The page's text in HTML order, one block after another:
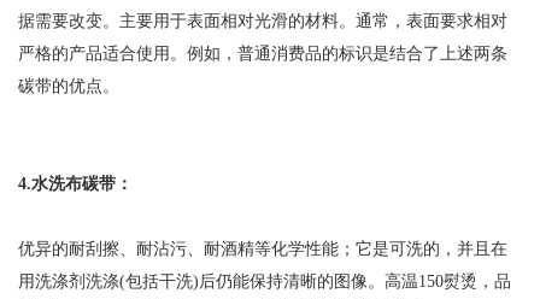
据需要改变。主要用于表面相对光滑的材料。通常，表面要求相对
严格的产品适合使用。例如，普通消费品的标识是结合了上述两条
碳带的优点。
4.水洗布碳带：
优异的耐刮擦、耐沾污、耐酒精等化学性能；它是可洗的，并且在
用洗涤剂洗涤(包括干洗)后仍能保持清晰的图像。高温150熨烫，品